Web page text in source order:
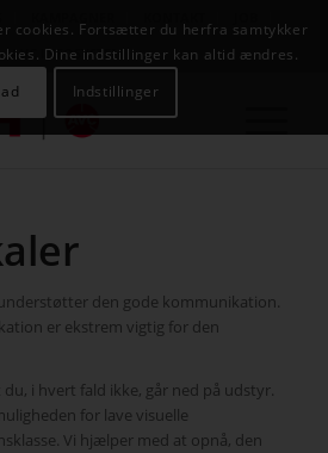
AVC INFOSYSTEM
den gode kommunikation.
er ekstrem vigtig for den
du, i hvert fald ikke, går ned på udstyr.
for lave visuelle
Vi hjælper med at opnå, den
cookies. Fortsætter du herfra samtykker
Dine indstillinger kan altid ændres.
Indstillinger